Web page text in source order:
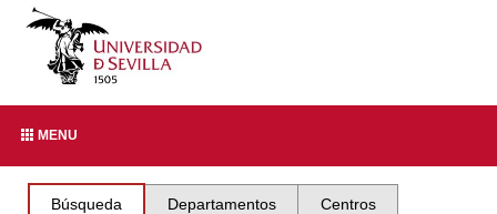
MENU
Búsqueda Departamentos Centros